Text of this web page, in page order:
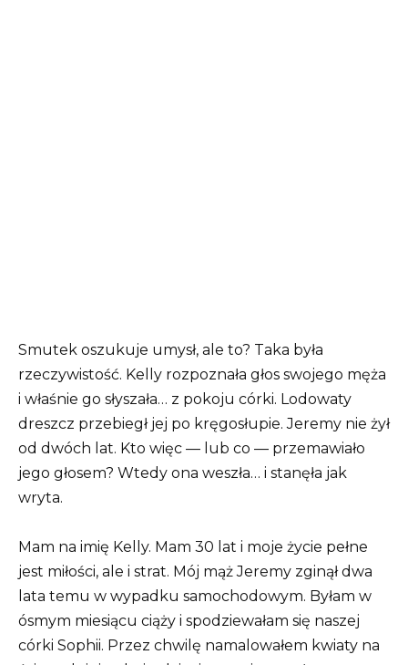
Smutek oszukuje umysł, ale to? Taka była
rzeczywistość. Kelly rozpoznała głos swojego męża
i właśnie go słyszała… z pokoju córki. Lodowaty
dreszcz przebiegł jej po kręgosłupie. Jeremy nie żył
od dwóch lat. Kto więc — lub co — przemawiało
jego głosem? Wtedy ona weszła… i stanęła jak
wryta.
Mam na imię Kelly. Mam 30 lat i moje życie pełne
jest miłości, ale i strat. Mój mąż Jeremy zginął dwa
lata temu w wypadku samochodowym. Byłam w
ósmym miesiącu ciąży i spodziewałam się naszej
córki Sophii. Przez chwilę namalowałem kwiaty na